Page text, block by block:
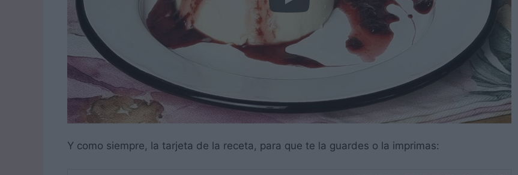
Y como siempre, la tarjeta de la receta, para que te la guardes o la imprimas: